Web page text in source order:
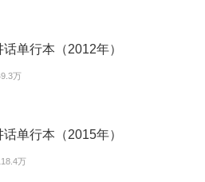
单行本（2012年）
万
单行本（2015年）
万